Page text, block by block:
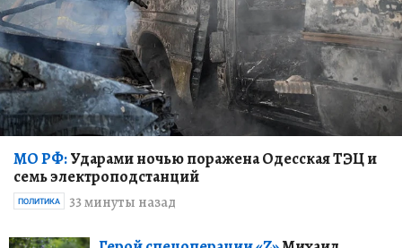
МО РФ:Ударами ночью поражена Одесская ТЭЦ и
семь электроподстанций
33 минуты назад
ПОЛИТИКА